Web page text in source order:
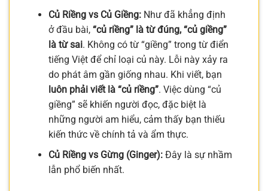
Củ Riềng vs Củ Giềng:Như đã khẳng định
ở đầu bài, “củ riềng” là từ đúng, “củ giềng”
là từ sai. Không có từ “giềng” trong từ điển
tiếng Việt để chỉ loại củ này. Lỗi này xảy ra
do phát âm gần giống nhau. Khi viết, bạn
luôn phải viết là “củ riềng”. Việc dùng “củ
giềng” sẽ khiến người đọc, đặc biệt là
những người am hiểu, cảm thấy bạn thiếu
kiến thức về chính tả và ẩm thực.
Củ Riềng vs Gừng (Ginger):Đây là sự nhầm
lẫn phổ biến nhất.